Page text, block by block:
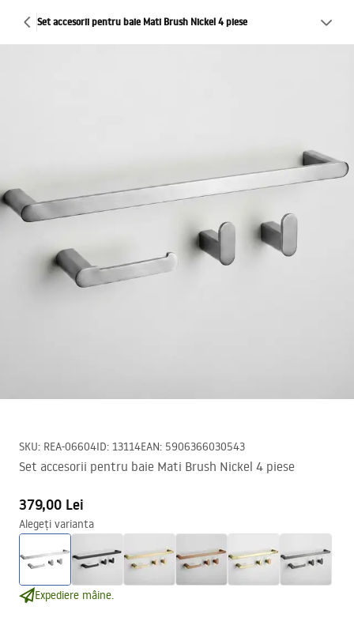
Set accesorii pentru baie Mati Brush Nickel 4 piese
SKU: REA-06604ID: 13114EAN: 5906366030543
Set accesorii pentru baie Mati Brush Nickel 4 piese
379,00 Lei
Alegeți varianta
Expediere mâine.